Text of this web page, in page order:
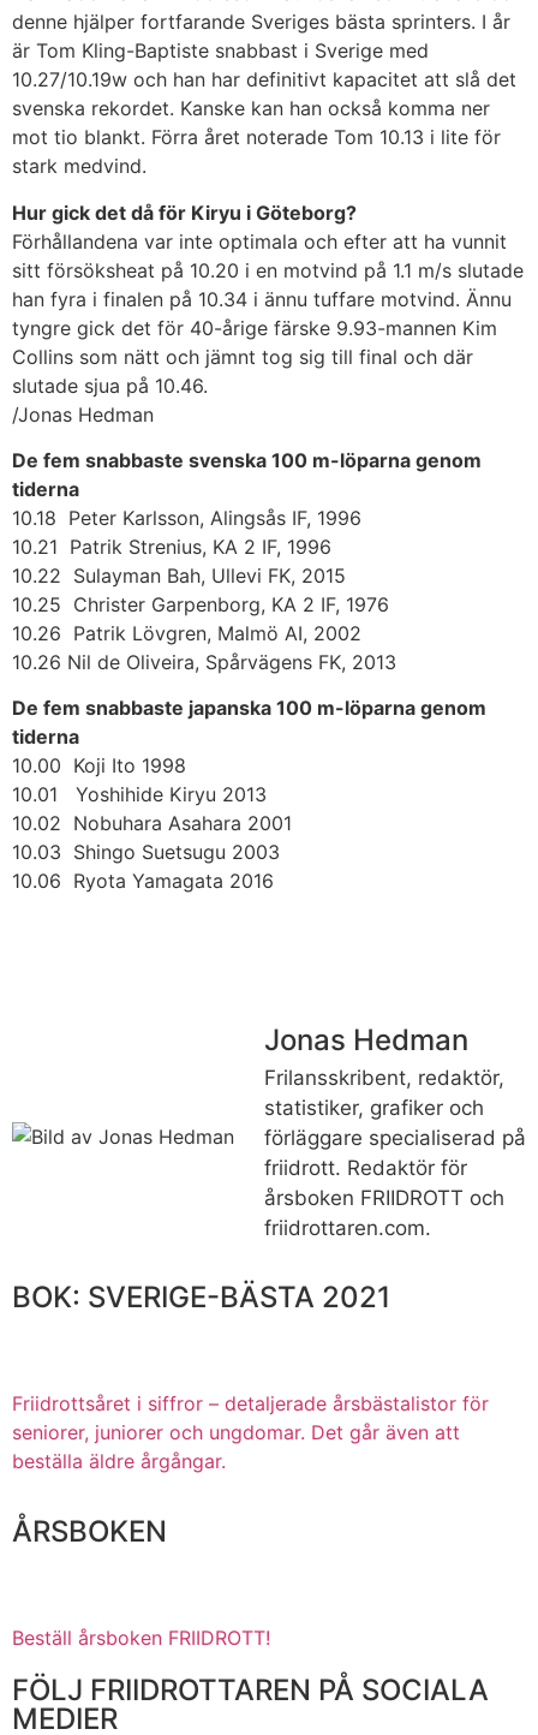
denne hjälper fortfarande Sveriges bästa sprinters. I år
är Tom Kling-Baptiste snabbast i Sverige med
10.27/10.19w och han har definitivt kapacitet att slå det
svenska rekordet. Kanske kan han också komma ner
mot tio blankt. Förra året noterade Tom 10.13 i lite för
stark medvind.
Hur gick det då för Kiryu i Göteborg?
Förhållandena var inte optimala och efter att ha vunnit
sitt försöksheat på 10.20 i en motvind på 1.1 m/s slutade
han fyra i finalen på 10.34 i ännu tuffare motvind. Ännu
tyngre gick det för 40-årige färske 9.93-mannen Kim
Collins som nätt och jämnt tog sig till final och där
slutade sjua på 10.46.
/Jonas Hedman
De fem snabbaste svenska 100 m-löparna genom
tiderna
10.18 Peter Karlsson, Alingsås IF, 1996
10.21 Patrik Strenius, KA 2 IF, 1996
10.22 Sulayman Bah, Ullevi FK, 2015
10.25 Christer Garpenborg, KA 2 IF, 1976
10.26 Patrik Lövgren, Malmö AI, 2002
10.26 Nil de Oliveira, Spårvägens FK, 2013
De fem snabbaste japanska 100 m-löparna genom
tiderna
10.00 Koji Ito 1998
10.01 Yoshihide Kiryu 2013
10.02 Nobuhara Asahara 2001
10.03 Shingo Suetsugu 2003
10.06 Ryota Yamagata 2016
Jonas Hedman
Frilansskribent, redaktör,
statistiker, grafiker och
förläggare specialiserad på
friidrott. Redaktör för
årsboken FRIIDROTT och
friidrottaren.com.
BOK: SVERIGE-BÄSTA 2021
Friidrottsåret i siffror – detaljerade årsbästalistor för
seniorer, juniorer och ungdomar. Det går även att
beställa äldre årgångar.
ÅRSBOKEN
Beställ årsboken FRIIDROTT!
FÖLJ FRIIDROTTAREN PÅ SOCIALA
MEDIER